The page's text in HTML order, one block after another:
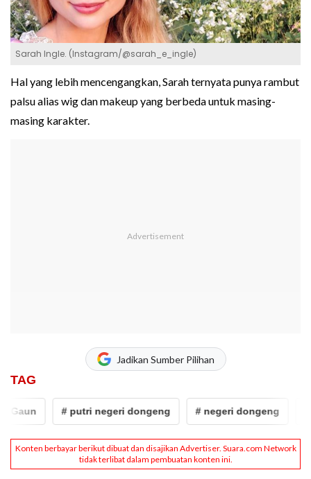
Sarah Ingle. (Instagram/@sarah_e_ingle)
Hal yang lebih mencengangkan, Sarah ternyata punya rambut
palsu alias wig dan makeup yang berbeda untuk masing-
masing karakter.
Jadikan Sumber Pilihan
TAG
# putri negeri dongeng # negeri dongeng